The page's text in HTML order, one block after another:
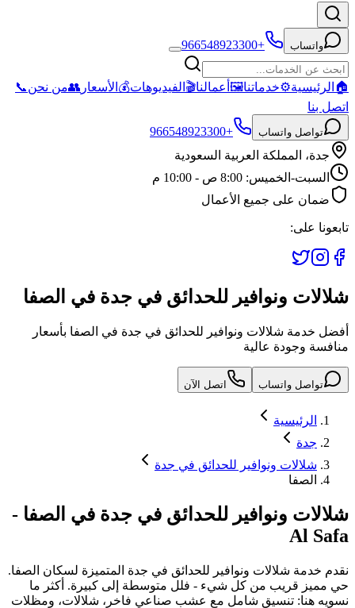
واتساب +966548923300
🏠 الرئيسية⚙️خدماتنا🖼️ أعمالنا🎬 الفيديوهات💰 الأسعار 👥من نحن📞
اتصل بنا
تواصل واتساب
+966548923300
جدة، المملكة العربية السعودية
السبت-الخميس: 8:00 ص - 10:00 م
ضمان على جميع الأعمال
تابعونا على:
شلالات ونوافير للحدائق في جدة في الصفا
أفضل خدمة شلالات ونوافير للحدائق في جدة في الصفا بأسعار
منافسة وجودة عالية
تواصل واتساب اتصل الآن
الرئيسية
جدة
شلالات ونوافير للحدائق في جدة
الصفا
شلالات ونوافير للحدائق في جدة في الصفا -
Al Safa
نقدم خدمة شلالات ونوافير للحدائق في جدة المتميزة لسكان الصفا.
حي مميز قريب من كل شيء - فلل متوسطة إلى كبيرة. أكثر ما
نسويه هنا: تنسيق شامل مع عشب صناعي فاخر، شلالات، ومظلات